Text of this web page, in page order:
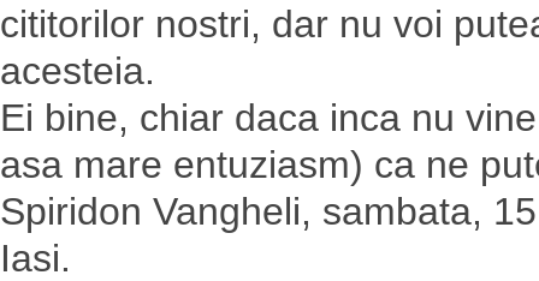
cititorilor nostri, dar nu voi
acesteia.
Ei bine, chiar daca inca nu
asa mare entuziasm) ca ne
Spiridon Vangheli, sambata,
Iasi.